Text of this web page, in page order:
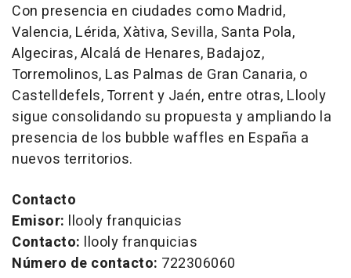
Con presencia en ciudades como Madrid,
Valencia, Lérida, Xàtiva, Sevilla, Santa Pola,
Algeciras, Alcalá de Henares, Badajoz,
Torremolinos, Las Palmas de Gran Canaria, o
Castelldefels, Torrent y Jaén, entre otras, Llooly
sigue consolidando su propuesta y ampliando la
presencia de los bubble waffles en España a
nuevos territorios.
Contacto
Emisor: llooly franquicias
Contacto: llooly franquicias
Número de contacto: 722306060